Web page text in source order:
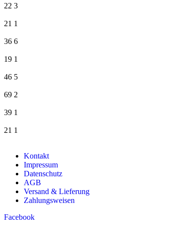
22 3
21 1
36 6
19 1
46 5
69 2
39 1
21 1
Kontakt
Impressum
Datenschutz
AGB
Versand & Lieferung
Zahlungsweisen
Facebook